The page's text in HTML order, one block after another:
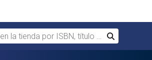
la tienda por ISBN, título o autor
Buscar